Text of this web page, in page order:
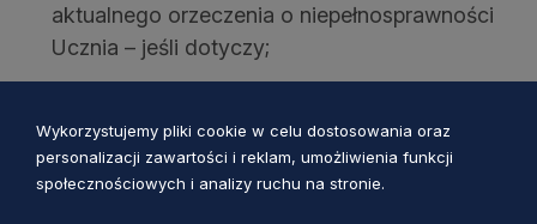
aktualnego orzeczenia o niepełnosprawności
Ucznia – jeśli dotyczy;
Ucznia z organizacjami pożytku publicznego w
roku szkolnym poprzedzającym rok, na który
składany jest Wniosek, wystawione przez
Wykorzystujemy pliki cookie w celu dostosowania oraz
personalizacji zawartości i reklam, umożliwienia funkcji
społecznościowych i analizy ruchu na stronie.